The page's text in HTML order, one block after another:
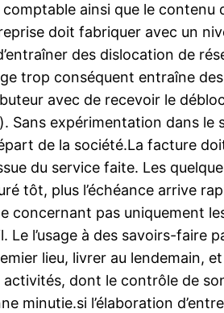
ainsi que le contenu
doit fabriquer avec un
des dislocation de
trop conséquent entraîne
avec de recevoir le
expérimentation dans le
de la société.La facture
du service faite. Les
tôt, plus l’échéance arrive
concernant pas uniquement
l’usage à des savoirs-faire
lieu, livrer au lendemain,
activités, dont le contrôle de
minutie.si l’élaboration